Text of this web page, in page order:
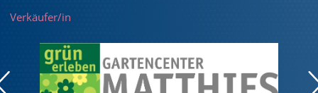
Verkäufer/in